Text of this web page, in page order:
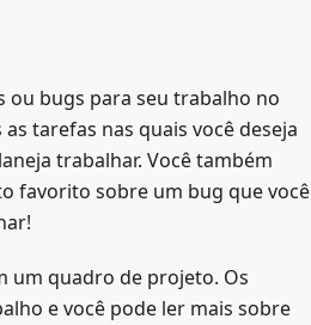
ou bugs para seu trabalho no
tarefas nas quais você deseja
trabalhar. Você também
favorito sobre um bug que você
um quadro de projeto. Os
e você pode ler mais sobre